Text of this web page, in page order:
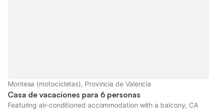
Montesa (motocicletas), Provincia de Valencia
Casa de vacaciones para 6 personas
Featuring air-conditioned accommodation with a balcony, CA